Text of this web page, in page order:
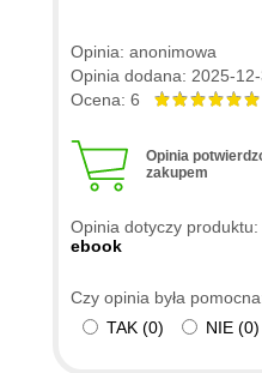
astronomią. Książka
zagadnienia.
temat biologii innych
napisana. Jedyny
kolorowe. Nie
Dla osob pragnących
Opinia: anonimowa
Opinia dodana: 2025-12-
Ocena: 6
Opinia
zakupem
Opinia dotyczy produktu:
ebook
Czy opinia była
TAK (0) NIE (0)